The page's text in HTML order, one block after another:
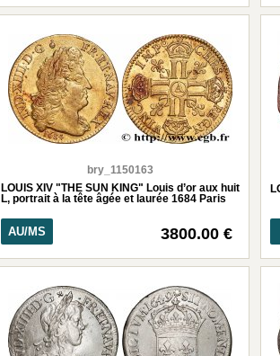
bry_1150163
LOUIS XIV "THE SUN KING" Louis d’or aux huit
L, portrait à la tête âgée et laurée 1684 Paris
AU/MS 3800.00 €